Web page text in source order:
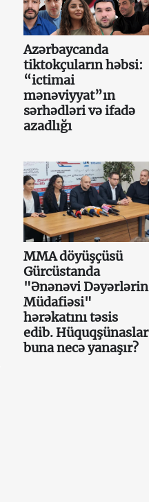
Azərbaycanda
tiktokçuların həbsi:
“ictimai
mənəviyyat”ın
sərhədləri və ifadə
azadlığı
MMA döyüşçüsü
Gürcüstanda
"Ənənəvi Dəyərlərin
Müdafiəsi"
hərəkatını təsis
edib. Hüquqşünaslar
buna necə yanaşır?